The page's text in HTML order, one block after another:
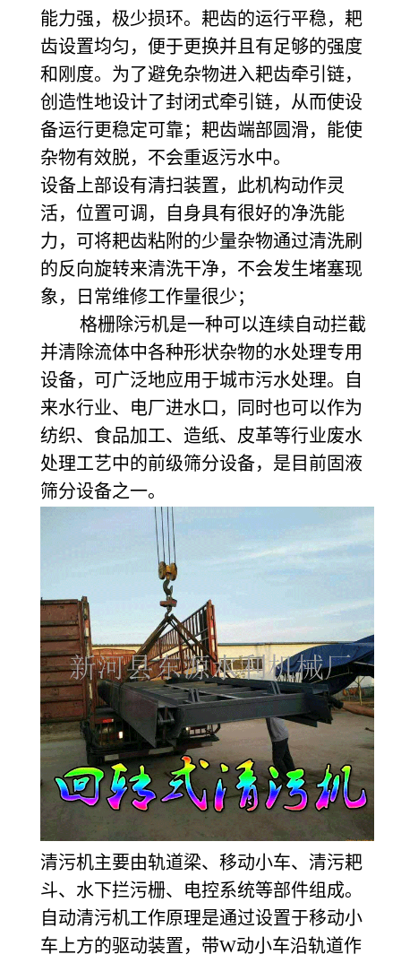
能力强，极少损环。耙齿的运行平稳，耙
齿设置均匀，便于更换并且有足够的强度
和刚度。为了避免杂物进入耙齿牵引链，
创造性地设计了封闭式牵引链，从而使设
备运行更稳定可靠；耙齿端部圆滑，能使
杂物有效脱，不会重返污水中。
设备上部设有清扫装置，此机构动作灵
活，位置可调，自身具有很好的净洗能
力，可将耙齿粘附的少量杂物通过清洗刷
的反向旋转来清洗干净，不会发生堵塞现
象，日常维修工作量很少；
格栅除污机是一种可以连续自动拦截
并清除流体中各种形状杂物的水处理专用
设备，可广泛地应用于城市污水处理。自
来水行业、电厂进水口，同时也可以作为
纺织、食品加工、造纸、皮革等行业废水
处理工艺中的前级筛分设备，是目前固液
筛分设备之一。
清污机主要由轨道梁、移动小车、清污耙
斗、水下拦污栅、电控系统等部件组成。
自动清污机工作原理是通过设置于移动小
车上方的驱动装置，带W动小车沿轨道作